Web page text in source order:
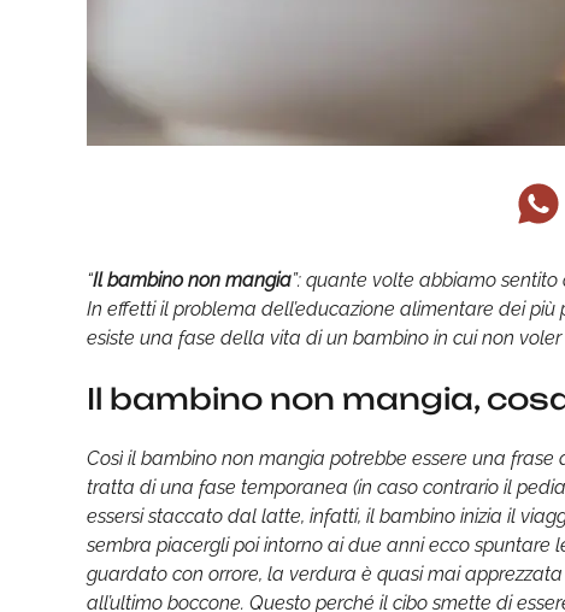
“Il bambino non mangia”: quante volte abbiamo
In effetti il problema dell’educazione alimentare dei più
esiste una fase della vita di un bambino in cui non
Il bambino non mangia,
Così il bambino non mangia potrebbe essere una
tratta di una fase temporanea (in caso contrario il
essersi staccato dal latte, infatti, il bambino inizia il
sembra piacergli poi intorno ai due anni ecco spuntare
guardato con orrore, la verdura è quasi mai
all’ultimo boccone. Questo perché il cibo smette di